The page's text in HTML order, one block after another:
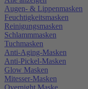
Augen- & Lippenmasken
Feuchtigkeitsmasken
Reinigungsmasken
Schlammmasken
Tuchmasken
Anti-Aging-Masken
Anti-Pickel-Masken
Glow Masken
Mitesser-Masken
Overnight Maske